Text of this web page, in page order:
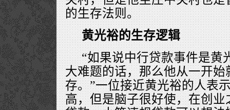
的生存法则。
黄光裕的生存逻辑
“如果说中行贷款事件是黄
大难题的话，那么他从一开
存。”一位接近黄光裕的人表
高，但是脑子很好使，在创